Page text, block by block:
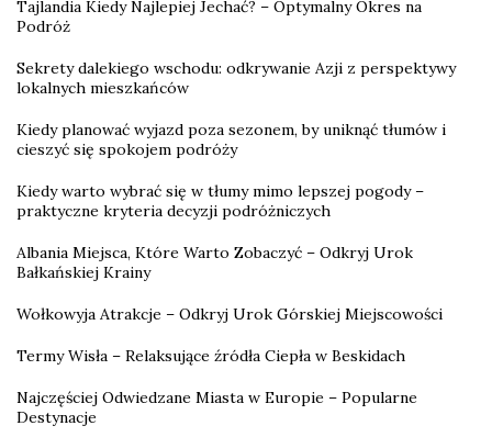
Tajlandia Kiedy Najlepiej Jechać? – Optymalny Okres na
Podróż
Sekrety dalekiego wschodu: odkrywanie Azji z perspektywy
lokalnych mieszkańców
Kiedy planować wyjazd poza sezonem, by uniknąć tłumów i
cieszyć się spokojem podróży
Kiedy warto wybrać się w tłumy mimo lepszej pogody –
praktyczne kryteria decyzji podróżniczych
Albania Miejsca, Które Warto Zobaczyć – Odkryj Urok
Bałkańskiej Krainy
Wołkowyja Atrakcje – Odkryj Urok Górskiej Miejscowości
Termy Wisła – Relaksujące źródła Ciepła w Beskidach
Najczęściej Odwiedzane Miasta w Europie – Popularne
Destynacje